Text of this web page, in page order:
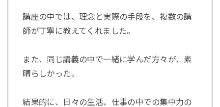
講座の中では、理念と実際の手段を、複数の講
師が丁寧に教えてくれました。
また、同じ講義の中で一緒に学んだ方々が、素
晴らしかった。
結果的に、日々の生活、仕事の中での集中力の